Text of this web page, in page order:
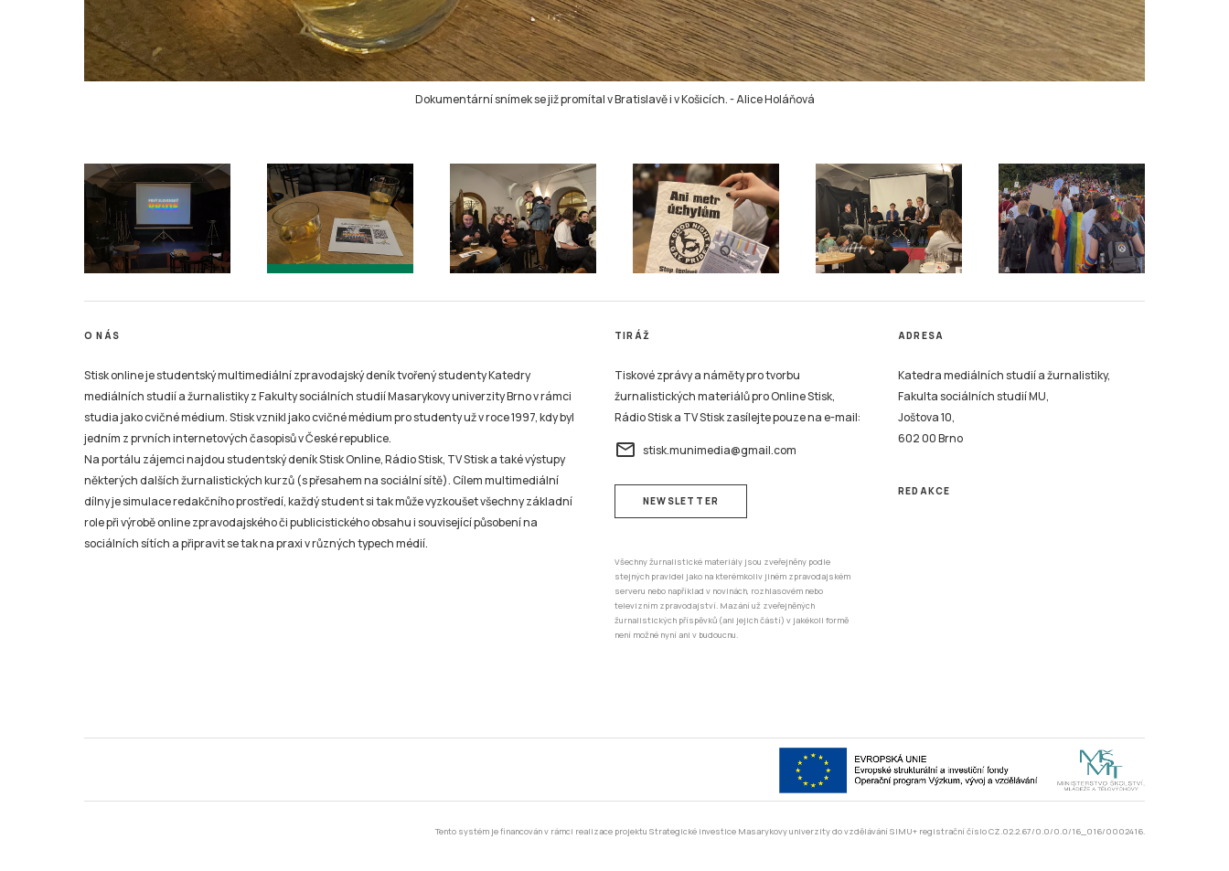
Dokumentární snímek se již promítal v Bratislavě i v Košicích.-Alice Holáňová
O NÁS
Stisk online je studentský multimediální zpravodajský deník tvořený studenty Katedry
mediálních studií a žurnalistiky z Fakulty sociálních studií Masarykovy univerzity Brno v rámci
studia jako cvičné médium. Stisk vznikl jako cvičné médium pro studenty už v roce 1997, kdy byl
jedním z prvních internetových časopisů v České republice.
Na portálu zájemci najdou studentský deník Stisk Online, Rádio Stisk, TV Stisk a také výstupy
některých dalších žurnalistických kurzů (s přesahem na sociální sítě). Cílem multimediální
dílny je simulace redakčního prostředí, každý student si tak může vyzkoušet všechny základní
role při výrobě online zpravodajského či publicistického obsahu i související působení na
sociálních sítích a připravit se tak na praxi v různých typech médií.
TIRÁŽ
Tiskové zprávy a náměty pro tvorbu
žurnalistických materiálů pro Online Stisk,
Rádio Stisk a TV Stisk zasílejte pouze na e-mail:
email stisk.munimedia@gmail.com
NEWSLETTER
Všechny žurnalistické materiály jsou zveřejněny podle
stejných pravidel jako na kterémkoliv jiném zpravodajském
serveru nebo například v novinách, rozhlasovém nebo
televizním zpravodajství. Mazání už zveřejněných
žurnalistických příspěvků (ani jejich částí) v jakékoli formě
není možné nyní ani v budoucnu.
ADRESA
Katedra mediálních studií a žurnalistiky,
Fakulta sociálních studií MU,
Joštova 10,
602 00 Brno
REDAKCE
Tento systém je financován v rámci realizace projektu Strategické investice Masarykovy univerzity do vzdělávání SIMU+ registrační číslo CZ.02.2.67/0.0/0.0/16_016/0002416.